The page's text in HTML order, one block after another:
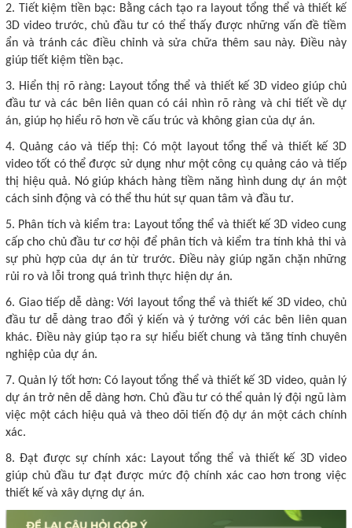
2. Tiết kiệm tiền bạc: Bằng cách tạo ra layout tổng thể và thiết kế
3D video trước, chủ đầu tư có thể thấy được những vấn đề tiềm
ẩn và tránh các điều chỉnh và sửa chữa thêm sau này. Điều này
giúp tiết kiệm tiền bạc.
3. Hiển thị rõ ràng: Layout tổng thể và thiết kế 3D video giúp chủ
đầu tư và các bên liên quan có cái nhìn rõ ràng và chi tiết về dự
án, giúp họ hiểu rõ hơn về cấu trúc và không gian của dự án.
4. Quảng cáo và tiếp thị: Có một layout tổng thể và thiết kế 3D
video tốt có thể được sử dụng như một công cụ quảng cáo và tiếp
thị hiệu quả. Nó giúp khách hàng tiềm năng hình dung dự án một
cách sinh động và có thể thu hút sự quan tâm và đầu tư.
5. Phân tích và kiểm tra: Layout tổng thể và thiết kế 3D video cung
cấp cho chủ đầu tư cơ hội để phân tích và kiểm tra tính khả thi và
sự phù hợp của dự án từ trước. Điều này giúp ngăn chặn những
rủi ro và lỗi trong quá trình thực hiện dự án.
6. Giao tiếp dễ dàng: Với layout tổng thể và thiết kế 3D video, chủ
đầu tư dễ dàng trao đổi ý kiến và ý tưởng với các bên liên quan
khác. Điều này giúp tạo ra sự hiểu biết chung và tăng tính chuyên
nghiệp của dự án.
7. Quản lý tốt hơn: Có layout tổng thể và thiết kế 3D video, quản lý
dự án trở nên dễ dàng hơn. Chủ đầu tư có thể quản lý đội ngũ làm
việc một cách hiệu quả và theo dõi tiến độ dự án một cách chính
xác.
8. Đạt được sự chính xác: Layout tổng thể và thiết kế 3D video
giúp chủ đầu tư đạt được mức độ chính xác cao hơn trong việc
thiết kế và xây dựng dự án.